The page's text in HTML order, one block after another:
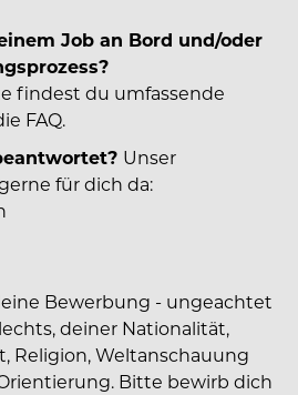
Job an Bord und/oder
findest du umfassende
FAQ.
Unser
für dich da:
Bewerbung - ungeachtet
deiner Nationalität,
Religion, Weltanschauung
Bitte bewirb dich